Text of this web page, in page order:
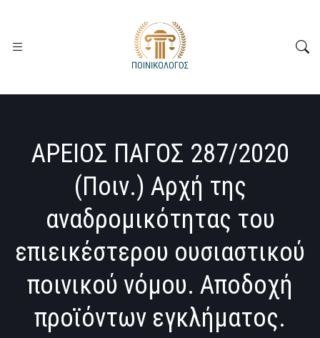
ΑΡΕΙΟΣ ΠΑΓΟΣ 287/2020
(Ποιν.) Αρχή της
αναδρομικότητας του
επιεικέστερου ουσιαστικού
ποινικού νόμου. Αποδοχή
προϊόντων εγκλήματος.